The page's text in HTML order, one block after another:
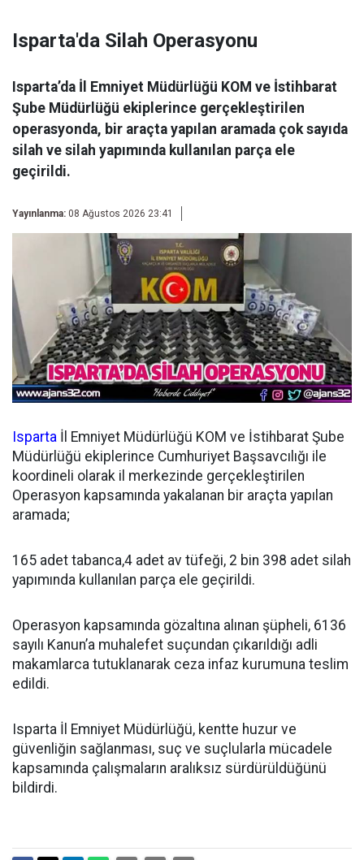
Isparta'da Silah Operasyonu
Isparta’da İl Emniyet Müdürlüğü KOM ve İstihbarat
Şube Müdürlüğü ekiplerince gerçekleştirilen
operasyonda, bir araçta yapılan aramada çok sayıda
silah ve silah yapımında kullanılan parça ele
geçirildi.
Yayınlanma: 08 Ağustos 2026 23:41
Isparta İl Emniyet Müdürlüğü KOM ve İstihbarat Şube
Müdürlüğü ekiplerince Cumhuriyet Başsavcılığı ile
koordineli olarak il merkezinde gerçekleştirilen
Operasyon kapsamında yakalanan bir araçta yapılan
aramada;
165 adet tabanca,4 adet av tüfeği, 2 bin 398 adet silah
yapımında kullanılan parça ele geçirildi.
Operasyon kapsamında gözaltına alınan şüpheli, 6136
sayılı Kanun’a muhalefet suçundan çıkarıldığı adli
makamlarca tutuklanarak ceza infaz kurumuna teslim
edildi.
Isparta İl Emniyet Müdürlüğü, kentte huzur ve
güvenliğin sağlanması, suç ve suçlularla mücadele
kapsamında çalışmaların aralıksız sürdürüldüğünü
bildirdi.